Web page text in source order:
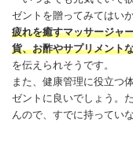
ゼントを贈ってみてはい
疲れを癒すマッサージャ
貨、お酢やサプリメント
を伝えられそうです。
また、 健康管理に役立つ
ゼントに良いでしょう。
んので、すでに持ってい